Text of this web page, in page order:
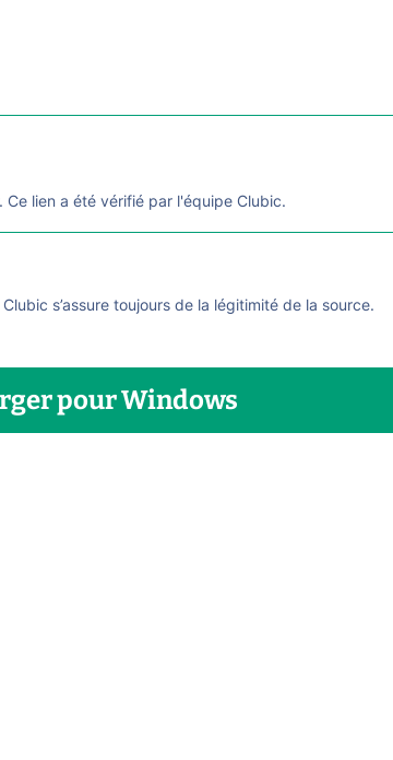
lien a été vérifié par l'équipe Clubic.
s’assure toujours de la légitimité de la source.
pourWindows